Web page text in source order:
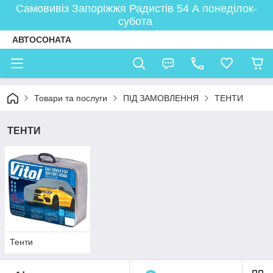
Самовивіз Запоріжжя Радистів 54 А понеділок-
субота
АВТОСОНАТА
Товари та послуги ПІД ЗАМОВЛЕННЯ ТЕНТИ
ТЕНТИ
Тенти